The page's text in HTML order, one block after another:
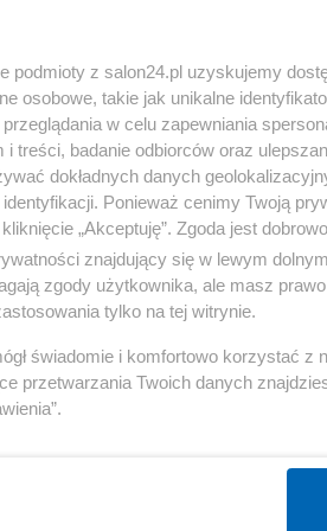
« WRÓĆ DO NOTKI
Gospodarka
Biznes
Pieniądze
Inwestycje
Podatki
podmioty z salon24.pl uzyskujemy
osobowe, takie jak unikalne
w celu zapewniania
badanie odbiorców oraz
dokładnych danych
Ponieważ cenimy Twoją
„Akceptuję”. Zgoda jest
znajdujący się w lewym
zgody użytkownika, ale masz
tylko na tej witrynie.
świadomie i komfortowo korzystać z
przetwarzania Twoich danych